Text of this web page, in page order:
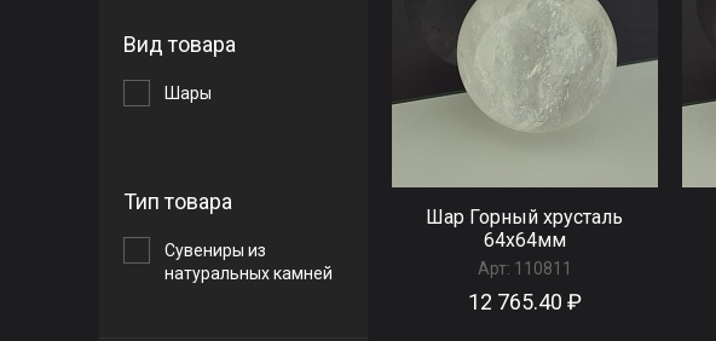
Вид товара
Шары
Тип товара
Сувениры из
натуральных камней
Шар Горный хрусталь
64x64мм
Арт: 110811
12 765.40 ₽